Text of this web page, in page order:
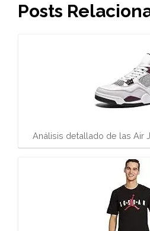
Posts
Análisis detallado de las Air